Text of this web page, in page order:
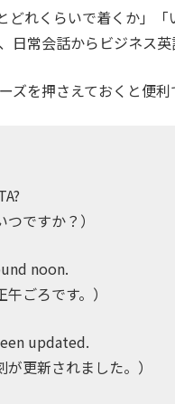
どれくらいで着くか」
日常会話からビジネス英
ズを押さえておくと便利
つですか？）
noon.
午ごろです。）
updated.
が更新されました。）